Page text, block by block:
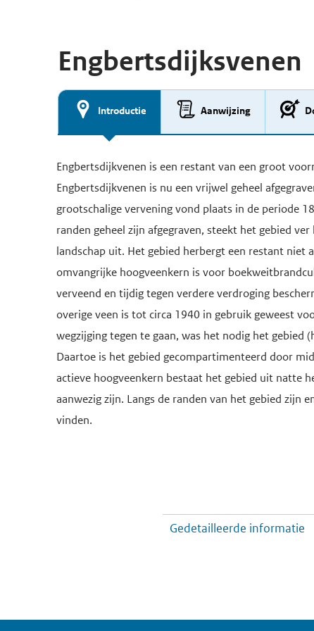
Engbertsdijksvenen
Introductie Aanwijzing
Engbertsdijkvenen is een restant van een groot
Engbertsdijkvenen is nu een vrijwel geheel
grootschalige vervening vond plaats in de periode
randen geheel zijn afgegraven, steekt het gebied
landschap uit. Het gebied herbergt een restant niet
omvangrijke hoogveenkern is voor
verveend en tijdig tegen verdere verdroging
overige veen is tot circa 1940 in gebruik geweest
wegzijging tegen te gaan, was het nodig het gebied
Daartoe is het gebied gecompartimenteerd door
actieve hoogveenkern bestaat het gebied uit natte
aanwezig zijn. Langs de randen van het gebied zijn
vinden.
Gedetailleerde informatie